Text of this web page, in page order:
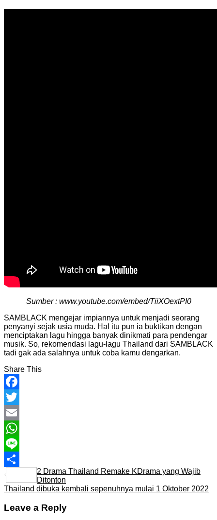
Sumber : www.youtube.com/embed/TiiXOextPI0
SAMBLACK mengejar impiannya untuk menjadi seorang
penyanyi sejak usia muda. Hal itu pun ia buktikan dengan
menciptakan lagu hingga banyak dinikmati para pendengar
musik. So, rekomendasi lagu-lagu Thailand dari SAMBLACK
tadi gak ada salahnya untuk coba kamu dengarkan.
Share This
Facebook
Twitter
Email
WhatsApp
Line
Share
2 Drama Thailand Remake KDrama yang Wajib
Ditonton
Thailand dibuka kembali sepenuhnya mulai 1 Oktober 2022
Leave a Reply